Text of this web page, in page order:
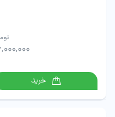
خرید